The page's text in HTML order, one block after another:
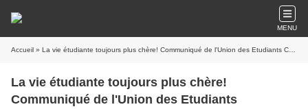
MENU
Accueil » La vie étudiante toujours plus chère! Communiqué de l'Union des Etudiants Communistes (U.E.C.)
La vie étudiante toujours plus chère!
Communiqué de l'Union des Etudiants